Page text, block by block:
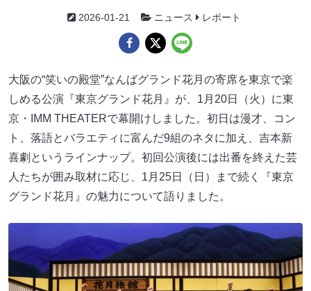
2026-01-21 ニュース レポート
大阪の“笑いの殿堂”なんばグランド花月の寄席を東京で楽
しめる公演『東京グランド花月』が、1月20日（火）に東
京・IMM THEATERで幕開けしました。初日は漫才、コン
ト、落語とバラエティに富んだ9組のネタに加え、吉本新
喜劇というラインナップ。初回公演後には出番を終えた芸
人たちが囲み取材に応じ、1月25日（日）まで続く『東京
グランド花月』の魅力について語りました。